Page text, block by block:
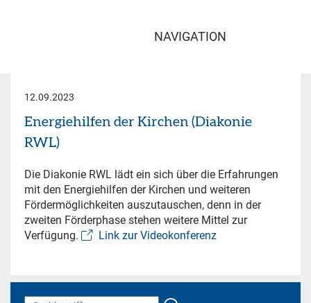
NAVIGATION
12.09.2023
Energiehilfen der Kirchen (Diakonie
RWL)
Die Diakonie RWL lädt ein sich über die Erfahrungen
mit den Energiehilfen der Kirchen und weiteren
Fördermöglichkeiten auszutauschen, denn in der
zweiten Förderphase stehen weitere Mittel zur
Verfügung.
Link zur Videokonferenz